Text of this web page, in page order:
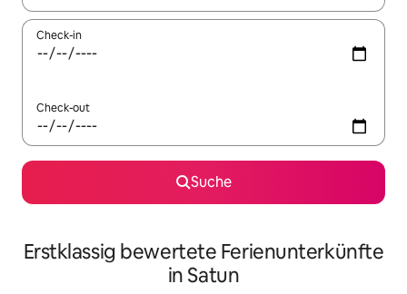
Check-in
Check-out
Suche
Erstklassig bewertete Ferienunterkünfte
in Satun